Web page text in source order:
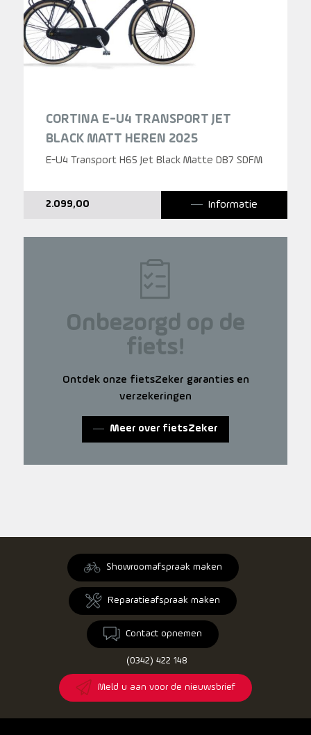
CORTINA E-U4 TRANSPORT JET
BLACK MATT HEREN 2025
E-U4 Transport H65 Jet Black Matte DB7 SDFM
2.099,00 Informatie
Onbezorgd op de
fiets!
Ontdek onze fietsZeker garanties en
verzekeringen
Meer over fietsZeker
Showroomafspraak maken
Reparatieafspraak maken
Contact opnemen
(0342) 422 148
Meld u aan voor de nieuwsbrief